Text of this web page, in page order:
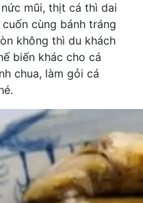
mũi, thịt cá thì dai
cùng bánh tráng
không thì du khách
biến khác cho cá
chua, làm gỏi cá